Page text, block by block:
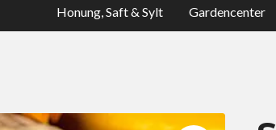
Honung, Saft & Sylt
Gardencenter